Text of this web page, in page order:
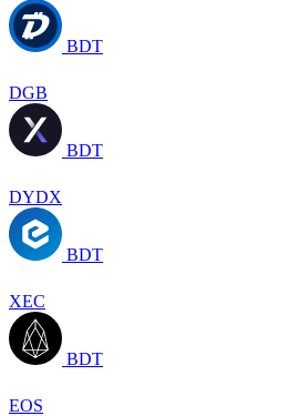
BDT
DGB
BDT
DYDX
BDT
XEC
BDT
EOS